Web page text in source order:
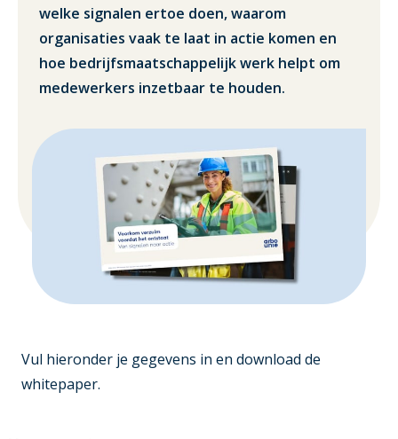
welke signalen ertoe doen, waarom
organisaties vaak te laat in actie komen en
hoe bedrijfsmaatschappelijk werk helpt om
medewerkers inzetbaar te houden.
Vul hieronder je gegevens in en download de
whitepaper.